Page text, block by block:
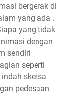
bergerak di
yang ada .
yang tidak
dengan
sendiri
seperti
sketsa
pedesaan